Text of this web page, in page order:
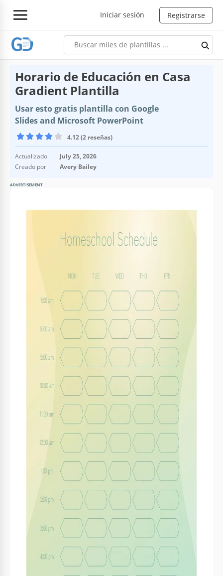
Iniciar sesión Registrarse
Horario de Educación en Casa
Gradient Plantilla
Usar esto gratis plantilla con Google
Slides and Microsoft PowerPoint
4.12 (2 reseñas)
Actualizado
July 25, 2026
Creado por
Avery Bailey
ADVERTISEMENT